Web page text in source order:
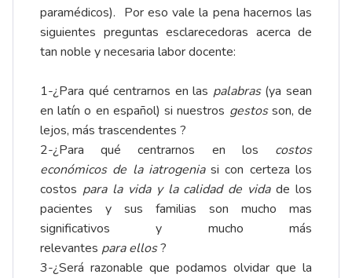
paramédicos). Por eso vale la pena hacernos las
siguientes preguntas esclarecedoras acerca de
tan noble y necesaria labor docente:
1-¿Para qué centrarnos en las palabras(ya sean
en latín o en español) si nuestros gestosson, de
lejos, más trascendentes ?
2-¿Para qué centrarnos en los costos
económicos de la iatrogeniasi con certeza los
costos para la vida y la calidad de vidade los
pacientes y sus familias son mucho mas
significativos y mucho más
relevantes para ellos?
3-¿Será razonable que podamos olvidar que la